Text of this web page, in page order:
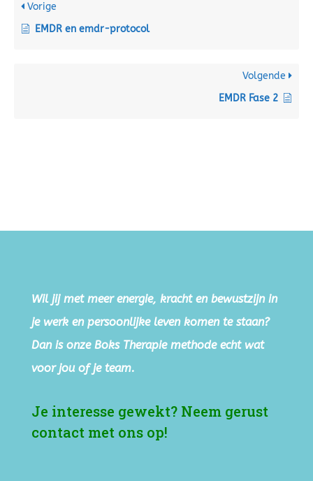
Vorige
EMDR en emdr-protocol
Volgende
EMDR Fase 2
Wil jij met meer energie, kracht en bewustzijn in
je werk en persoonlijke leven komen te staan?
Dan is onze Boks Therapie methode echt wat
voor jou of je team.
Je interesse gewekt? Neem gerust
contact met ons op!